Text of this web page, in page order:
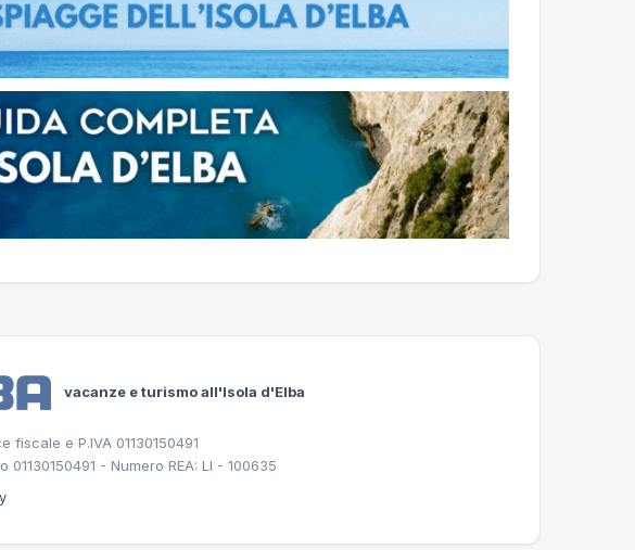
vacanze e turismo all'Isola d'Elba
e P.IVA 01130150491
- Numero REA: LI - 100635